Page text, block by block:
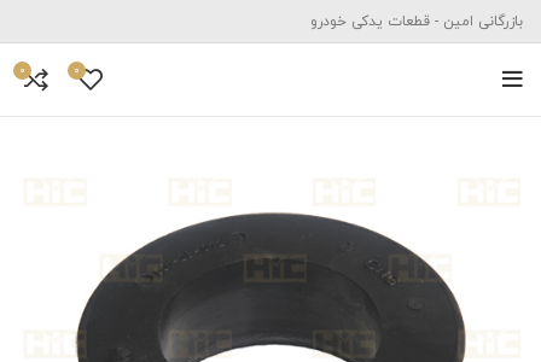
بازرگانی امین - قطعات یدکی خودرو
0
0